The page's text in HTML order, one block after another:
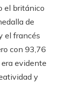
el británico
de
el francés
con 93,76
era evidente
y